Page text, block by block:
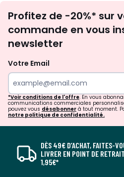
Profitez de -20%* sur
commande en vous
newsletter
Votre Email
*Voir conditions de l'offre. En vous
communications commerciales
pouvez vous désabonner à tout moment.
notre politique de confidentialité.
DÈS 49€ D’ACHAT, FAITES-
LIVRER EN POINT DE
1,95€*